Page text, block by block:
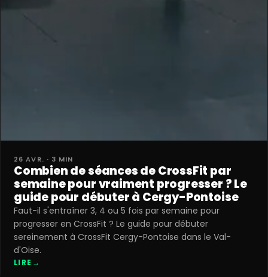
26 AVR. · 3 MIN
Combien de séances de CrossFit par
semaine pour vraiment progresser ? Le
guide pour débuter à Cergy-Pontoise
Faut-il s'entraîner 3, 4 ou 5 fois par semaine pour
progresser en CrossFit ? Le guide pour débuter
sereinement à CrossFit Cergy-Pontoise dans le Val-
d'Oise.
LIRE →